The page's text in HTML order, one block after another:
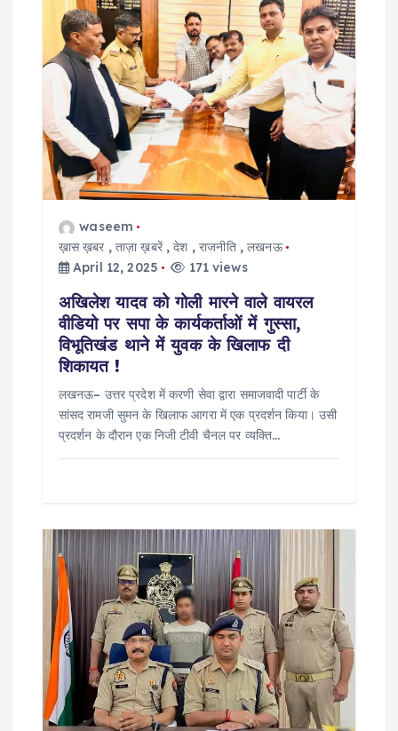
g
a
waseem
ख़ास ख़बर ,ताज़ा ख़बरें,देश ,राजनीति,लखनऊ
April 12, 2025
171 views
अखिलेश यादव को गोली मारने वाले वायरल
वीडियो पर सपा के कार्यकर्ताओं में गुस्सा,
विभूतिखंड थाने में युवक के खिलाफ दी
शिकायत !
लखनऊ– उत्तर प्रदेश में करणी सेवा द्वारा समाजवादी पार्टी के
सांसद रामजी सुमन के खिलाफ आगरा में एक प्रदर्शन किया। उसी
प्रदर्शन के दौरान एक निजी टीवी चैनल पर व्यक्ति…